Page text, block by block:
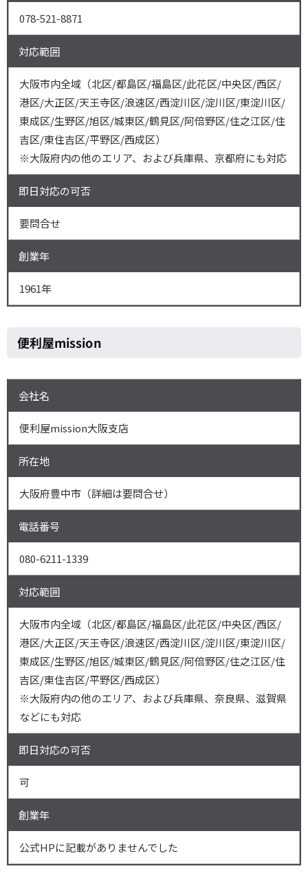
078-521-8871
対応範囲
大阪市内全域（北区/都島区/福島区/此花区/中央区/西区/
港区/大正区/天王寺区/浪速区/西淀川区/淀川区/東淀川区/
東成区/生野区/旭区/城東区/鶴見区/阿倍野区/住之江区/住
吉区/東住吉区/平野区/西成区）
※大阪府内の他のエリア、および兵庫県、京都府にも対応
即日対応の可否
要問合せ
創業年
1961年
便利屋mission
会社名
便利屋mission大阪支店
所在地
大阪府豊中市（詳細は要問合せ）
電話番号
080-6211-1339
対応範囲
大阪市内全域（北区/都島区/福島区/此花区/中央区/西区/
港区/大正区/天王寺区/浪速区/西淀川区/淀川区/東淀川区/
東成区/生野区/旭区/城東区/鶴見区/阿倍野区/住之江区/住
吉区/東住吉区/平野区/西成区）
※大阪府内の他のエリア、および兵庫県、奈良県、滋賀県
などにも対応
即日対応の可否
可
創業年
公式HPに記載がありませんでした